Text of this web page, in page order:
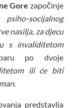
Gore započinje
socijalnog
nasilja, za djecu
s invaliditetom
po dvoje
ili će biti
.
predstavlja